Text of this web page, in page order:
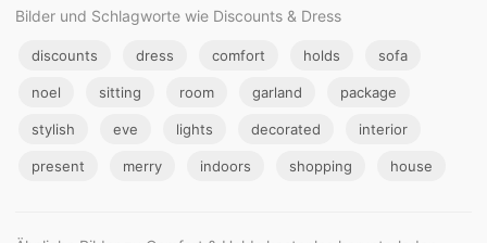
Bilder und Schlagworte wie Discounts & Dress
discounts dress comfort holds sofa
noel sitting room garland package
stylish eve lights decorated interior
present merry indoors shopping house